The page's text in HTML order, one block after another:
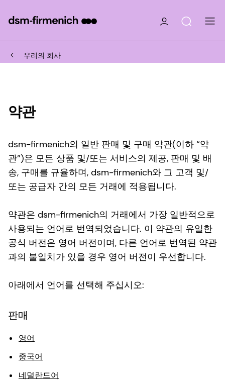
우리의 회사
약관
dsm-firmenich의 일반 판매 및 구매 약관(이하 “약
관”)은 모든 상품 및/또는 서비스의 제공, 판매 및 배
송, 구매를 규율하며, dsm-firmenich와 그 고객 및/
또는 공급자 간의 모든 거래에 적용됩니다.
약관은 dsm-firmenich의 거래에서 가장 일반적으로
사용되는 언어로 번역되었습니다. 이 약관의 유일한
공식 버전은 영어 버전이며, 다른 언어로 번역된 약관
과의 불일치가 있을 경우 영어 버전이 우선합니다.
아래에서 언어를 선택해 주십시오:
판매
영어
중국어
네덜란드어